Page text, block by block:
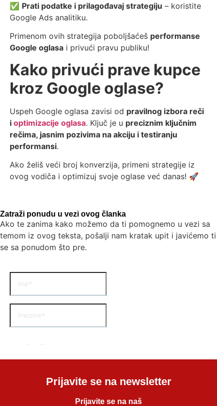
✅ Prati podatke i prilagođavaj strategiju – koristite
Google Ads analitiku.
Primenom ovih strategija poboljšaćeš performanse
Google oglasa i privući pravu publiku!
Kako privući prave kupce
kroz Google oglase?
Uspeh Google oglasa zavisi od pravilnog izbora reči
i optimizacije oglasa. Ključ je u preciznim ključnim
rečima, jasnim pozivima na akciju i testiranju
performansi.
Ako želiš veći broj konverzija, primeni strategije iz
ovog vodiča i optimizuj svoje oglase već danas! 🚀
Zatraži ponudu u vezi ovog članka
Ako te zanima kako možemo da ti pomognemo u vezi sa
temom iz ovog teksta, pošalji nam kratak upit i javićemo ti
se sa ponudom što pre.
Prijavite se na newsletter
Prijavite se na naš